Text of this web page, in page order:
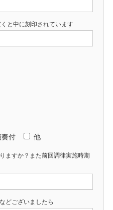
と中に刻印されています
奏付 他
ますか？また前回調律実施時期
どございましたら